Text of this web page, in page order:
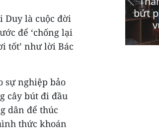
Duy là cuộc đời
để ‘chống lại
tốt’ như lời Bác
sự nghiệp bảo
cây bút đi đầu
dân để thúc
thức khoán